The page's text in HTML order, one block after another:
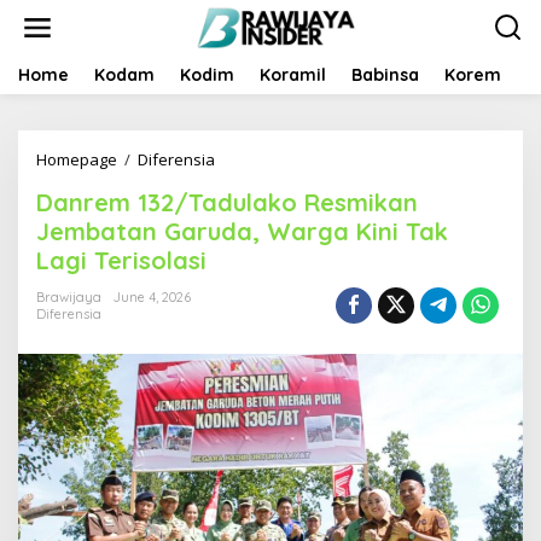
t
Home Kodam Kodim Koramil Babinsa Korem
Homepage / Diferensia
n
r
e
/
T
a
d
u
l
a
k
o
Danrem 132/Tadulako Resmikan
Jembatan Garuda, Warga Kini Tak
Lagi Terisolasi
Brawijaya
June 4, 2026
Diferensia